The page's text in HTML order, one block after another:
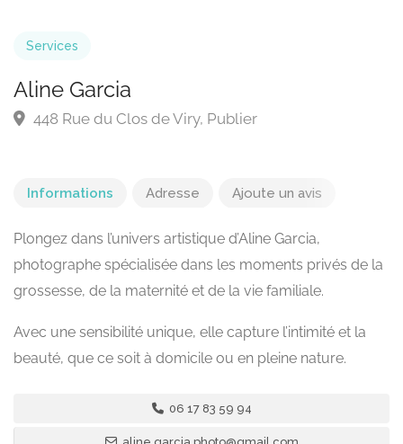
Services
Aline Garcia
448 Rue du Clos de Viry, Publier
Informations Adresse Ajoute un avis
Plongez dans l’univers artistique d’Aline Garcia,
photographe spécialisée dans les moments privés de la
grossesse, de la maternité et de la vie familiale.
Avec une sensibilité unique, elle capture l’intimité et la
beauté, que ce soit à domicile ou en pleine nature.
06 17 83 59 94